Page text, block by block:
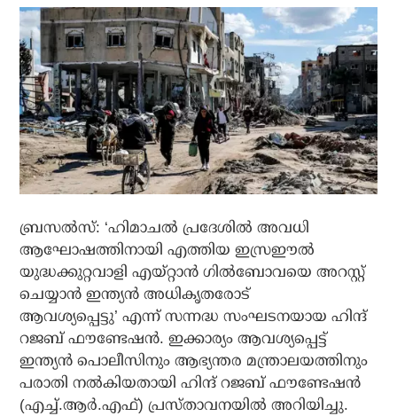
ബ്രസല്‍സ്: ‘ഹിമാചല്‍ പ്രദേശില്‍ അവധി
ആഘോഷത്തിനായി എത്തിയ ഇസ്രഈല്‍
യുദ്ധക്കുറ്റവാളി എയ്റ്റാന്‍ ഗില്‍ബോവയെ അറസ്റ്റ്
ചെയ്യാന്‍ ഇന്ത്യന്‍ അധികൃതരോട്
ആവശ്യപ്പെട്ടു’ എന്ന്‌ സന്നദ്ധ സംഘടനയായ ഹിന്ദ്
റജബ് ഫൗണ്ടേഷന്‍. ഇക്കാര്യം ആവശ്യപ്പെട്ട്
ഇന്ത്യന്‍ പൊലീസിനും ആഭ്യന്തര മന്ത്രാലയത്തിനും
പരാതി നല്‍കിയതായി ഹിന്ദ് റജബ് ഫൗണ്ടേഷന്‍
(എച്ച്.ആര്‍.എഫ്) പ്രസ്താവനയില്‍ അറിയിച്ചു.